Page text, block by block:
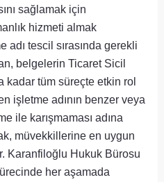
sağlamak için
hizmeti almak
adı tescil sırasında gerekli
belgelerin Ticaret Sicil
kadar tüm süreçte etkin rol
işletme adının benzer veya
ile karışmaması adına
müvekkillerine en uygun
Karanfiloğlu Hukuk Bürosu
her aşamada